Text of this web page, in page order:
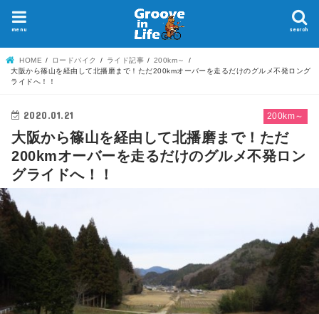
search
menu
HOME ロードバイク ライド記事
200km～
大阪から篠山を経由して北播磨まで！ただ200kmオーバーを走るだけのグルメ不発ロング
ライドへ！！
200km～
2020.01.21
大阪から篠山を経由して北播磨まで！ただ
200kmオーバーを走るだけのグルメ不発ロン
グライドへ！！